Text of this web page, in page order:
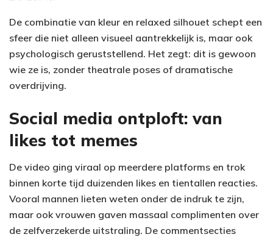
De combinatie van kleur en relaxed silhouet schept een
sfeer die niet alleen visueel aantrekkelijk is, maar ook
psychologisch geruststellend. Het zegt: dit is gewoon
wie ze is, zonder theatrale poses of dramatische
overdrijving.
Social media ontploft: van
likes tot memes
De video ging viraal op meerdere platforms en trok
binnen korte tijd duizenden likes en tientallen reacties.
Vooral mannen lieten weten onder de indruk te zijn,
maar ook vrouwen gaven massaal complimenten over
de zelfverzekerde uitstraling. De commentsecties